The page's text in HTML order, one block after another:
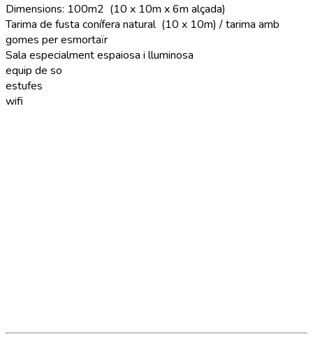
Dimensions: 100m2 (10 x 10m x 6m alçada)
Tarima de fusta conífera natural (10 x 10m) / tarima amb
gomes per esmortaïr
Sala especialment espaiosa i lluminosa
equip de so
estufes
wifi